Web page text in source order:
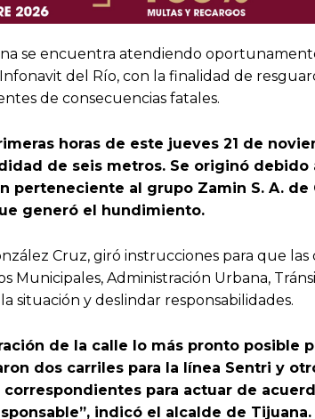
se encuentra atendiendo
del Río, con la finalidad de
de consecuencias fatales.
horas de este jueves 21 de
de seis metros. Se originó debido
perteneciente al grupo Zamin S. A. de
generó el hundimiento.
Cruz, giró instrucciones para que
Municipales, Administración Urbana,
situación y deslindar responsabilidades.
de la calle lo más pronto posible
dos carriles para la línea Sentri y
correspondientes para actuar de
indicó el alcalde de Tijuana.